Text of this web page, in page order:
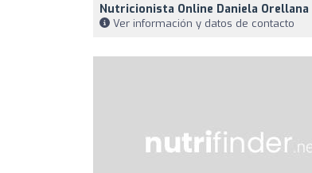
Nutricionista Online Daniela Orellana
Ver información y datos de contacto